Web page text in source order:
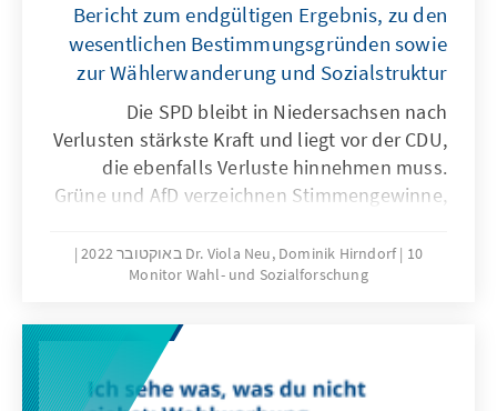
Bericht zum endgültigen Ergebnis, zu den
wesentlichen Bestimmungsgründen sowie
zur Wählerwanderung und Sozialstruktur
Die SPD bleibt in Niedersachsen nach
Verlusten stärkste Kraft und liegt vor der CDU,
die ebenfalls Verluste hinnehmen muss.
Grüne und AfD verzeichnen Stimmengewinne,
scheitert. Ausgehend von den
Wahltagsbefragungen und Umfragen im
Spitzenkandidatinnen und -kandidaten, der
wichtigsten politischen Themen und
Parteikompetenzen für das Wahlergebnis
Dr. Viola Neu, Dominik Hirndorf 10 באוקטובר 2022
Monitor Wahl- und Sozialforschung